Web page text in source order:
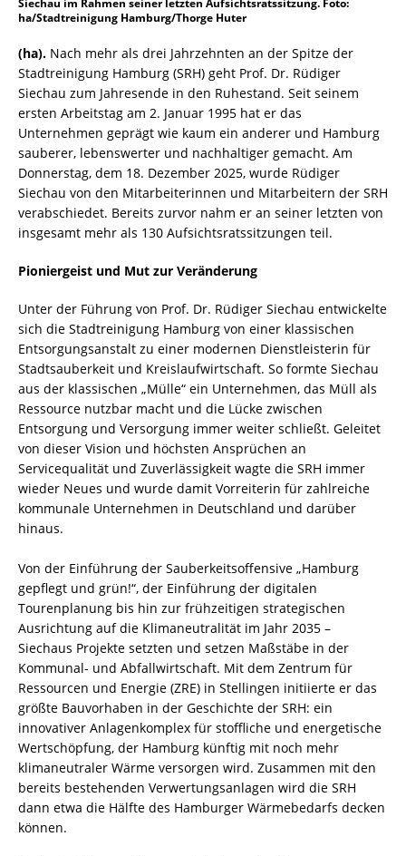
Siechau im Rahmen seiner letzten Aufsichtsratssitzung. Foto:
ha/Stadtreinigung Hamburg/Thorge Huter
(ha). Nach mehr als drei Jahrzehnten an der Spitze der
Stadtreinigung Hamburg (SRH) geht Prof. Dr. Rüdiger
Siechau zum Jahresende in den Ruhestand. Seit seinem
ersten Arbeitstag am 2. Januar 1995 hat er das
Unternehmen geprägt wie kaum ein anderer und Hamburg
sauberer, lebenswerter und nachhaltiger gemacht. Am
Donnerstag, dem 18. Dezember 2025, wurde Rüdiger
Siechau von den Mitarbeiterinnen und Mitarbeitern der SRH
verabschiedet. Bereits zurvor nahm er an seiner letzten von
insgesamt mehr als 130 Aufsichtsratssitzungen teil.
Pioniergeist und Mut zur Veränderung
Unter der Führung von Prof. Dr. Rüdiger Siechau entwickelte
sich die Stadtreinigung Hamburg von einer klassischen
Entsorgungsanstalt zu einer modernen Dienstleisterin für
Stadtsauberkeit und Kreislaufwirtschaft. So formte Siechau
aus der klassischen „Mülle“ ein Unternehmen, das Müll als
Ressource nutzbar macht und die Lücke zwischen
Entsorgung und Versorgung immer weiter schließt. Geleitet
von dieser Vision und höchsten Ansprüchen an
Servicequalität und Zuverlässigkeit wagte die SRH immer
wieder Neues und wurde damit Vorreiterin für zahlreiche
kommunale Unternehmen in Deutschland und darüber
hinaus.
Von der Einführung der Sauberkeitsoffensive „Hamburg
gepflegt und grün!“, der Einführung der digitalen
Tourenplanung bis hin zur frühzeitigen strategischen
Ausrichtung auf die Klimaneutralität im Jahr 2035 –
Siechaus Projekte setzten und setzen Maßstäbe in der
Kommunal- und Abfallwirtschaft. Mit dem Zentrum für
Ressourcen und Energie (ZRE) in Stellingen initiierte er das
größte Bauvorhaben in der Geschichte der SRH: ein
innovativer Anlagenkomplex für stoffliche und energetische
Wertschöpfung, der Hamburg künftig mit noch mehr
klimaneutraler Wärme versorgen wird. Zusammen mit den
bereits bestehenden Verwertungsanlagen wird die SRH
dann etwa die Hälfte des Hamburger Wärmebedarfs decken
können.